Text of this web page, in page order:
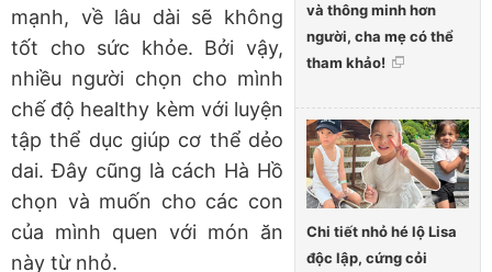
và thông minh hơn
người, cha mẹ có thể
tham khảo!
Chi tiết nhỏ hé lộ Lisa
độc lập, cứng cỏi
mạnh, về lâu dài sẽ không
tốt cho sức khỏe. Bởi vậy,
nhiều người chọn cho mình
chế độ healthy kèm với luyện
tập thể dục giúp cơ thể dẻo
dai. Đây cũng là cách Hà Hồ
chọn và muốn cho các con
của mình quen với món ăn
này từ nhỏ.